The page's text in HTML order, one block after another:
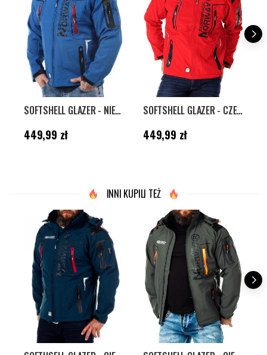
SOFTSHELL GLAZER - NIEBIESKI
Cena: 449,99 zł
449,99 zł
SOFTSHELL GLAZER - CZERWONY
Cena: 449,99 zł
449,99 zł
INNI KUPILI TEŻ